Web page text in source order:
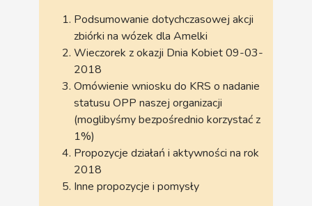
Podsumowanie dotychczasowej akcji
zbiórki na wózek dla Amelki
Wieczorek z okazji Dnia Kobiet 09-03-
2018
Omówienie wniosku do KRS o nadanie
statusu OPP naszej organizacji
(moglibyśmy bezpośrednio korzystać z
1%)
Propozycje działań i aktywności na rok
2018
Inne propozycje i pomysły